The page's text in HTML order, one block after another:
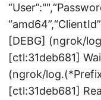
[DEBG] (ngrok/
[ctl:31deb681]
(ngrok/
[ctl:31deb681]